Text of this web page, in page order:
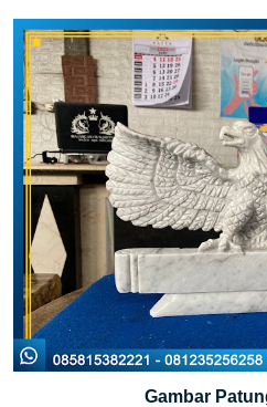
Gambar